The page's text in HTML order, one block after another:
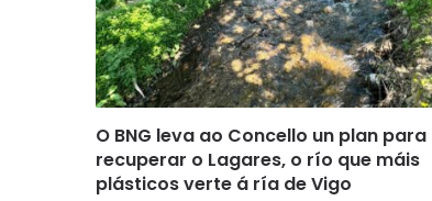
O BNG leva ao Concello un plan para
recuperar o Lagares, o río que máis
plásticos verte á ría de Vigo